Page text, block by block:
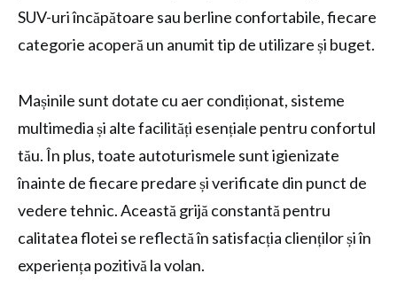
SUV-uri încăpătoare sau berline confortabile, fiecare
categorie acoperă un anumit tip de utilizare și buget.
Mașinile sunt dotate cu aer condiționat, sisteme
multimedia și alte facilități esențiale pentru confortul
tău. În plus, toate autoturismele sunt igienizate
înainte de fiecare predare și verificate din punct de
vedere tehnic. Această grijă constantă pentru
calitatea flotei se reflectă în satisfacția clienților și în
experiența pozitivă la volan.